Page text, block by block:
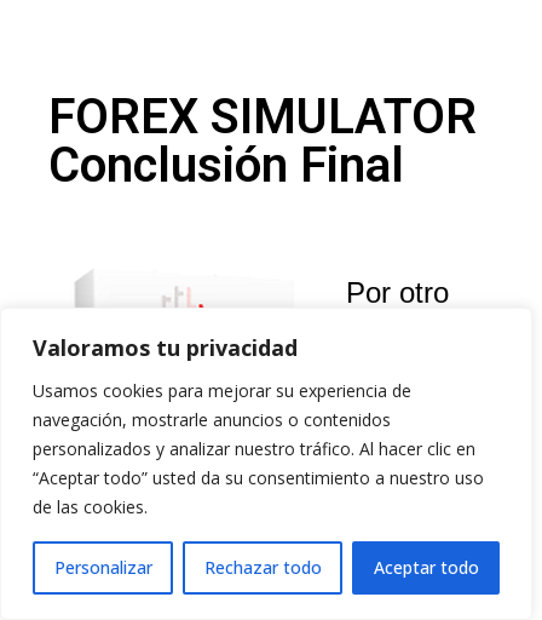
Valoramos tu privacidad
Usamos cookies para mejorar su experiencia de
navegación, mostrarle anuncios o contenidos
personalizados y analizar nuestro tráfico. Al hacer clic en
“Aceptar todo” usted da su consentimiento a nuestro uso
de las cookies.
Personalizar Rechazar todo Aceptar todo
FOREX SIMULATOR
Conclusión Final
Por otro